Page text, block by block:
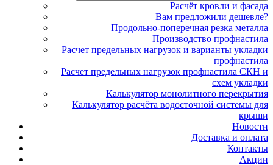
Расчёт кровли и фасада
Вам предложили дешевле?
Продольно-поперечная резка металла
Производство профнастила
Расчет предельных нагрузок и варианты укладки
профнастила
Расчет предельных нагрузок профнастила СКН и
схем укладки
Калькулятор монолитного перекрытия
Калькулятор расчёта водосточной системы для
крыши
Новости
Доставка и оплата
Контакты
Акции